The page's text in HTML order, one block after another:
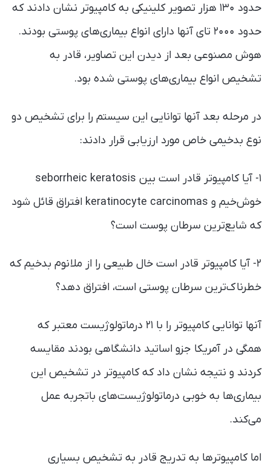
حدود ۱۳۰ هزار تصویر کلینیکی به کامپیوتر‌ نشان دادند که
حدود ۲۰۰۰ تای آنها دارای انواع بیماری‌های پوستی بودند.
هوش مصنوعی بعد از دیدن این تصاویر، قادر به
تشخیص انواع بیماری‌های پوستی شده بود.
در مرحله بعد آنها توانایی این سیستم را برای تشخیص دو
نوع بدخیمی خاص مورد ارزیابی قرار دادند:
۱- آیا کامپیوتر قادر است بین seborrheic keratosis
خوش‌خیم و keratinocyte carcinomas افتراق قائل شود
که شایع‌ترین سرطان پوست است؟
۲- آیا کامپیوتر قادر است خال طبیعی را از ملانوم بدخیم که
خطرناک‌ترین سرطان پوستی است، افتراق دهد؟
آنها توانایی کامپیوتر را با ۲۱ درماتولوژیست معتبر که
همگی در آمریکا جزو اساتید دانشگاهی بودند مقایسه
کردند و نتیجه نشان داد که کامپیوتر در تشخیص این
بیماری‌ها به خوبی درماتولوژیست‌های باتجربه عمل
می‌کند.
اما کامپیوترها به تدریج قادر به تشخیص بسیاری